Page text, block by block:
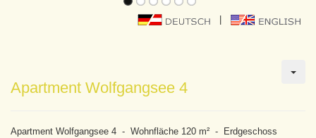
Apartment Wolfgangsee 4
Apartment Wolfgangsee 4 - Wohnfläche 120 m² - Erdgeschoss